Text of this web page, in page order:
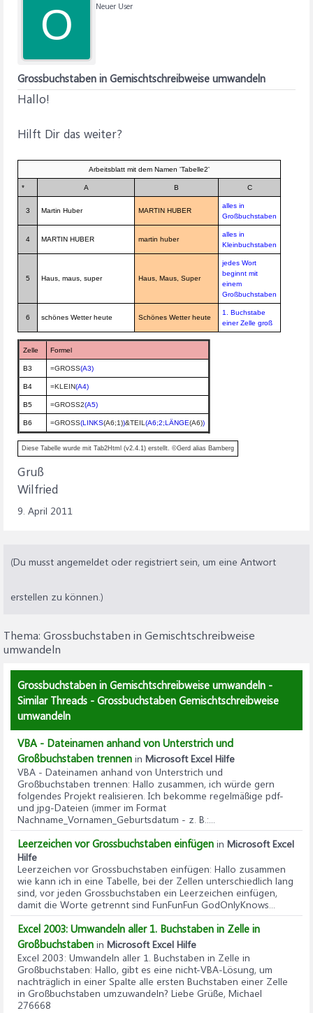
O Neuer User
Grossbuchstaben in Gemischtschreibweise umwandeln
Hallo!
Hilft Dir das weiter?
Arbeitsblatt mit dem Namen 'Tabelle2'
* A B C
3 Martin Huber MARTIN HUBER
alles in
Großbuchstaben
4 MARTIN HUBER martin huber
alles in
Kleinbuchstaben
5 Haus, maus, super Haus, Maus, Super
jedes Wort
beginnt mit
einem
Großbuchstaben
6 schönes Wetter heute Schönes Wetter heute
1. Buchstabe
einer Zelle groß
Zelle Formel
B3 =GROSS(A3)
B4 =KLEIN(A4)
B5 =GROSS2(A5)
B6 =GROSS(LINKS(A6;1))&TEIL (A6;2;LÄNGE(A6))
Diese Tabelle wurde mit Tab2Html (v2.4.1) erstellt. ©Gerd alias Bamberg
Gruß
Wilfried
9. April 2011
(Du musst angemeldet oder registriert sein, um eine Antwort
erstellen zu können.)
Thema: Grossbuchstaben in Gemischtschreibweise
umwandeln
Grossbuchstaben in Gemischtschreibweise umwandeln -
Similar Threads - Grossbuchstaben Gemischtschreibweise
umwandeln
VBA - Dateinamen anhand von Unterstrich und
Großbuchstaben trennen in Microsoft Excel Hilfe
VBA - Dateinamen anhand von Unterstrich und
Großbuchstaben trennen: Hallo zusammen, ich würde gern
folgendes Projekt realisieren. Ich bekomme regelmäßige pdf-
und jpg-Dateien (immer im Format
Nachname_Vornamen_Geburtsdatum - z. B.:...
Leerzeichen vor Grossbuchstaben einfügen in Microsoft Excel
Hilfe
Leerzeichen vor Grossbuchstaben einfügen: Hallo zusammen
wie kann ich in eine Tabelle, bei der Zellen unterschiedlich lang
sind, vor jeden Grossbuchstaben ein Leerzeichen einfügen,
damit die Worte getrennt sind FunFunFun GodOnlyKnows...
Excel 2003: Umwandeln aller 1. Buchstaben in Zelle in
Großbuchstaben in Microsoft Excel Hilfe
Excel 2003: Umwandeln aller 1. Buchstaben in Zelle in
Großbuchstaben: Hallo, gibt es eine nicht-VBA-Lösung, um
nachträglich in einer Spalte alle ersten Buchstaben einer Zelle
in Großbuchstaben umzuwandeln? Liebe Grüße, Michael
276668